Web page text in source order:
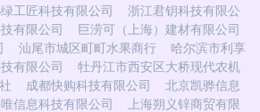
工匠科技有限公司
浙江君钥科技有限公
有限公司
巨涝可（上海）建材有限公司
汕尾市城区町町水果商行
哈尔滨市利享
有限公司
牡丹江市西安区大桥现代农机
成都快购科技有限公司
北京凯骅信息
唯信息科技有限公司
上海朔义锌商贸有限